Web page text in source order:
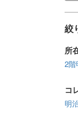
絞
所
2階
コ
明